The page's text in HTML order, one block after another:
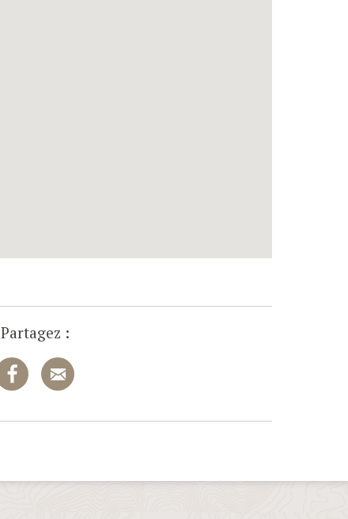
Partagez :